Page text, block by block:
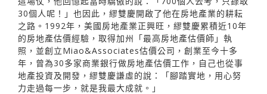
30個人呢！」也因此，繆雙慶開啟了他在房地產業的耕耘
之路。1992年，美國房地產業正興旺，繆雙慶累積近10年
的房地產估價經驗，取得加州「最高房地產估價師」執
照，並創立Miao&Associates估價公司，創業至今十多
年，曾為30多家商業銀行做房地產估價工作，自己也從事
地產投資及開發，繆雙慶謙虛的說：「腳踏實地，用心努
力走過每一步，就是我最大成就。」